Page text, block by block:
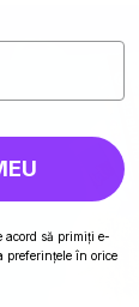
acord să primiți e-
preferințele în orice